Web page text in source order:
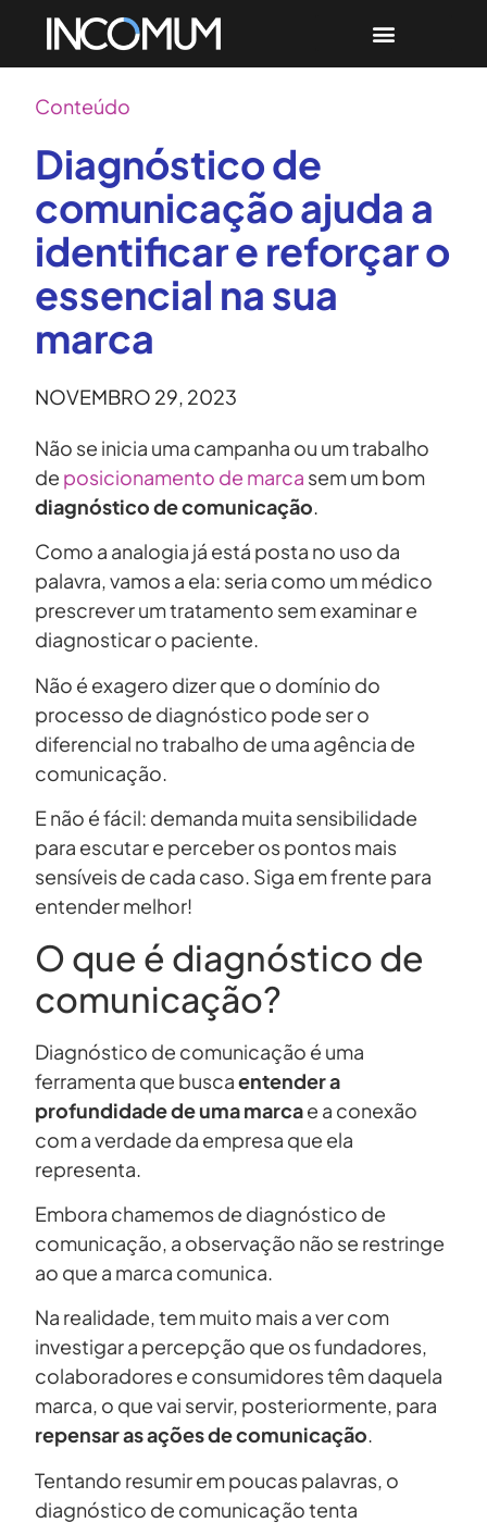
Conteúdo
Diagnóstico de
comunicação ajuda a
identificar e reforçar o
essencial na sua
marca
NOVEMBRO 29, 2023
Não se inicia uma campanha ou um trabalho
de posicionamento de marca sem um bom
diagnóstico de comunicação.
Como a analogia já está posta no uso da
palavra, vamos a ela: seria como um médico
prescrever um tratamento sem examinar e
diagnosticar o paciente.
Não é exagero dizer que o domínio do
processo de diagnóstico pode ser o
diferencial no trabalho de uma agência de
comunicação.
E não é fácil: demanda muita sensibilidade
para escutar e perceber os pontos mais
sensíveis de cada caso. Siga em frente para
entender melhor!
O que é diagnóstico de
comunicação?
Diagnóstico de comunicação é uma
ferramenta que buscaentender a
profundidade de uma marcae a conexão
com a verdade da empresa que ela
representa.
Embora chamemos de diagnóstico de
comunicação, a observação não se restringe
ao que a marca comunica.
Na realidade, tem muito mais a ver com
investigar a percepção que os fundadores,
colaboradores e consumidores têm daquela
marca, o que vai servir, posteriormente, para
repensar as ações de comunicação.
Tentando resumir em poucas palavras, o
diagnóstico de comunicação tenta